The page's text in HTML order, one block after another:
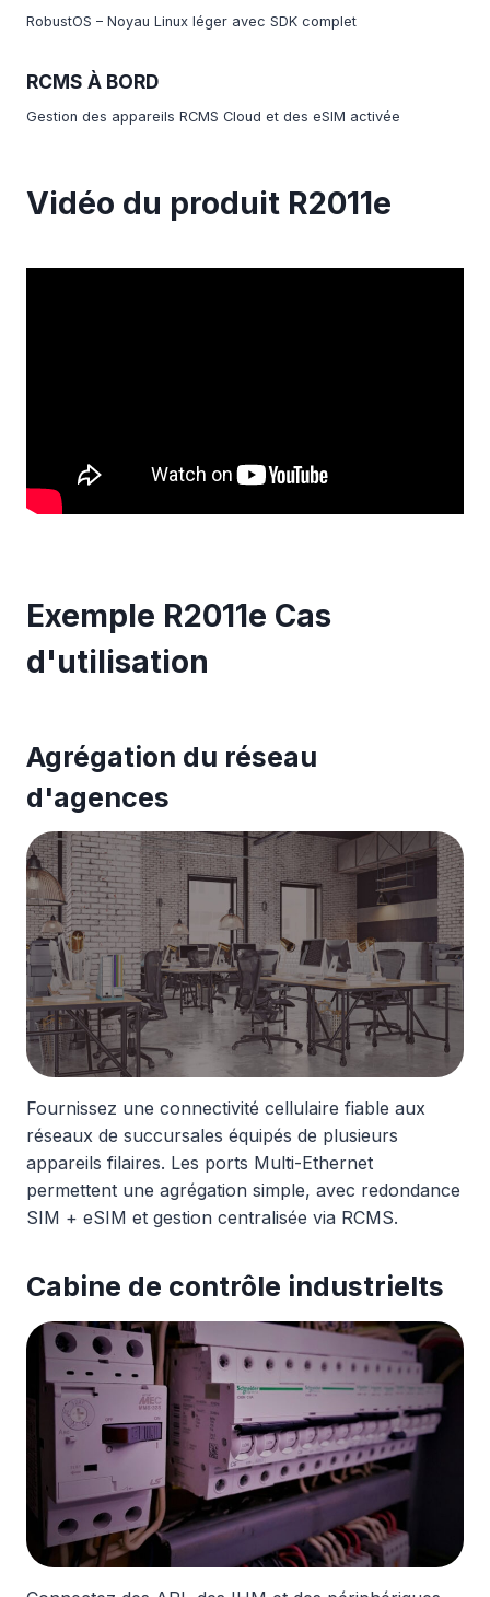
RobustOS – Noyau Linux léger avec SDK complet
RCMS À BORD
Gestion des appareils RCMS Cloud et des eSIM activée
Vidéo du produit R2011e
Exemple R2011e Cas
d'utilisation
Agrégation du réseau
d'agences
Fournissez une connectivité cellulaire fiable aux
réseaux de succursales équipés de plusieurs
appareils filaires. Les ports Multi-Ethernet
permettent une agrégation simple, avec redondance
SIM + eSIM et gestion centralisée via RCMS.
Cabine de contrôle industrielts